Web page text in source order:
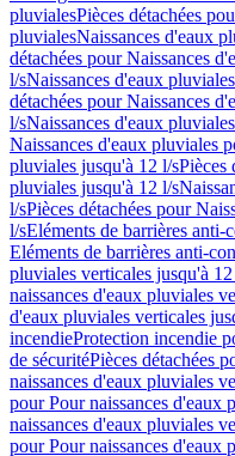
pluvialesPièces détachées
pluvialesNaissances d'eaux
détachées pour Naissances
l/sNaissances d'eaux
détachées pour Naissances
l/sNaissances d'eaux
Naissances d'eaux pluviales
pluviales jusqu'à 12 l/sPièces
pluviales jusqu'à 12 l/s
l/sPièces détachées pour
l/sEléments de barrières anti-
Eléments de barrières anti-
pluviales verticales jusqu'à
naissances d'eaux pluviales
d'eaux pluviales verticales
incendieProtection incendie
de sécuritéPièces détachées
naissances d'eaux pluviales
pour Pour naissances d'eaux
naissances d'eaux pluviales
pour Pour naissances d'eaux